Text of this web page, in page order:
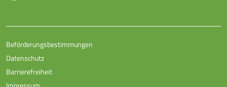
Beförderungsbestimmungen
Datenschutz
Barrierefreiheit